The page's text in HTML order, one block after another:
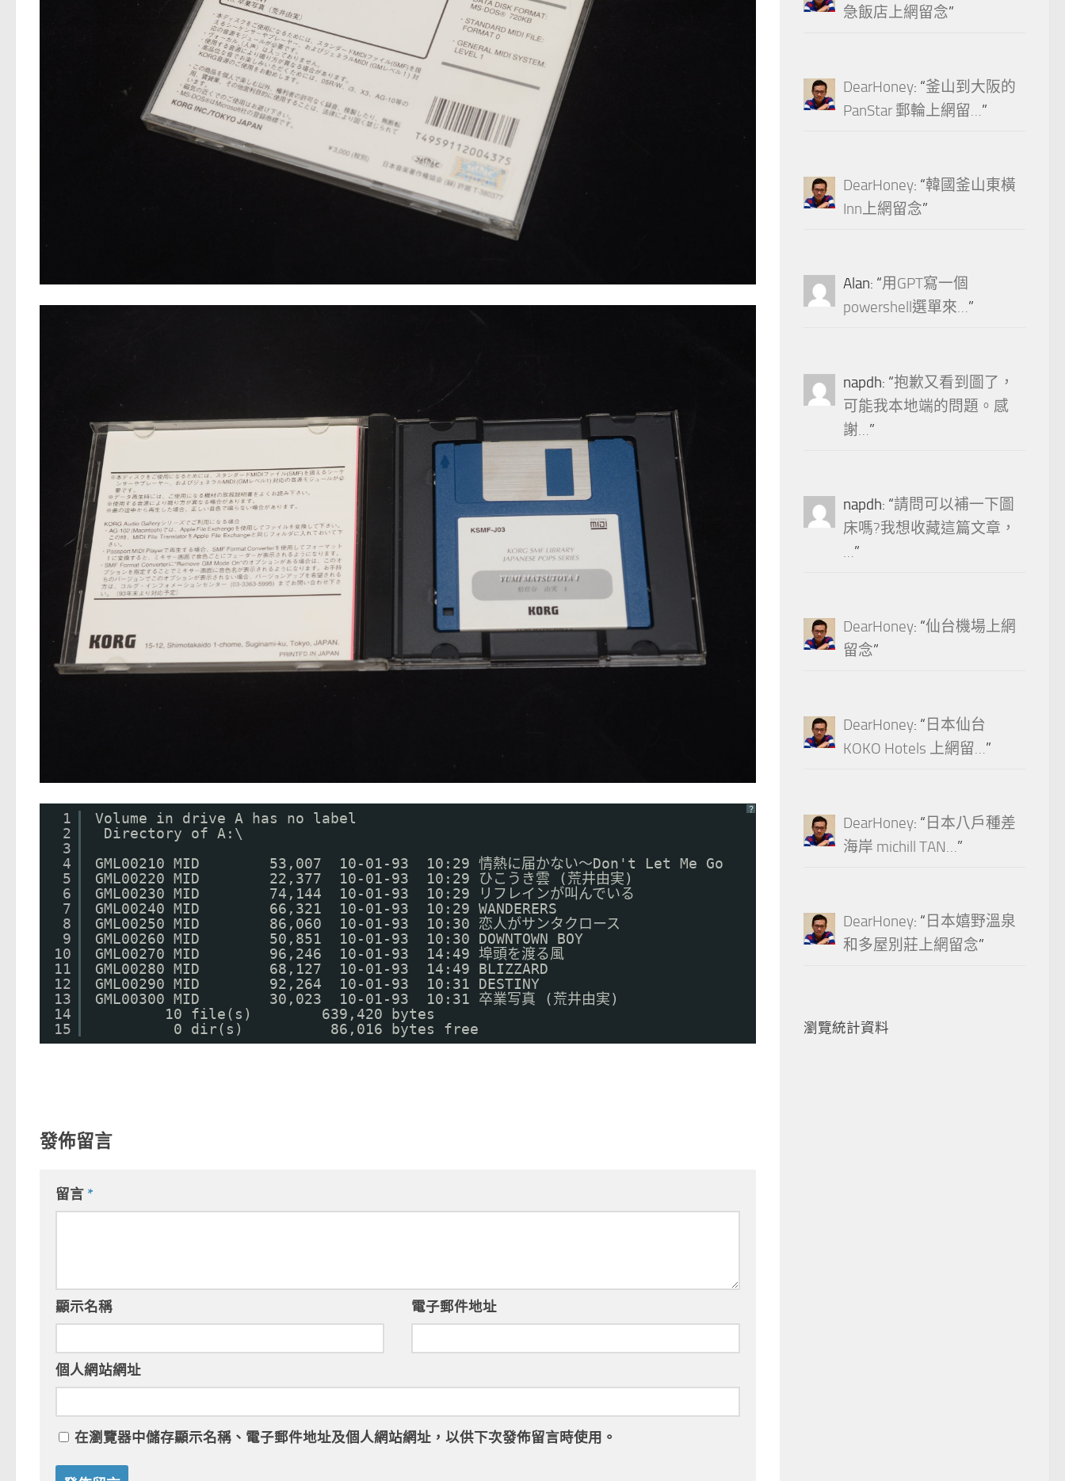
？
1
2
3
4
5
6
7
8
9
10
11
12
13
14
15
Volume in drive A has no label
Directory of A:\
GML00210 MID        53,007  10-01-93  10:29 情熱に届かない〜Don't Let Me Go
GML00220 MID        22,377  10-01-93  10:29 ひこうき雲 (荒井由実)
GML00230 MID        74,144  10-01-93  10:29 リフレインが叫んでいる
GML00240 MID        66,321  10-01-93  10:29 WANDERERS
GML00250 MID        86,060  10-01-93  10:30 恋人がサンタクロース
GML00260 MID        50,851  10-01-93  10:30 DOWNTOWN BOY
GML00270 MID        96,246  10-01-93  14:49 埠頭を渡る風
GML00280 MID        68,127  10-01-93  14:49 BLIZZARD
GML00290 MID        92,264  10-01-93  10:31 DESTINY
GML00300 MID        30,023  10-01-93  10:31 卒業写真 (荒井由実)
10 file(s)        639,420 bytes
0 dir(s)          86,016 bytes free
發佈留言
留言 *
顯示名稱 電子郵件地址
個人網站網址
在瀏覽器中儲存顯示名稱、電子郵件地址及個人網站網址，以供下次發佈留言時使用。
急飯店上網留念”
DearHoney: “釜山到大阪的
PanStar 郵輪上網留…”
DearHoney: “韓國釜山東橫
Inn上網留念”
Alan: “用GPT寫一個
powershell選單來…”
napdh: “抱歉又看到圖了，
可能我本地端的問題。感
謝…”
napdh: “請問可以補一下圖
床嗎?我想收藏這篇文章，
…”
DearHoney: “仙台機場上網
留念”
DearHoney: “ 日本仙台
KOKO Hotels 上網留…”
DearHoney: “ 日本八戶種差
海岸 michill TAN…”
DearHoney: “ 日本嬉野溫泉
和多屋別莊上網留念”
瀏覽統計資料